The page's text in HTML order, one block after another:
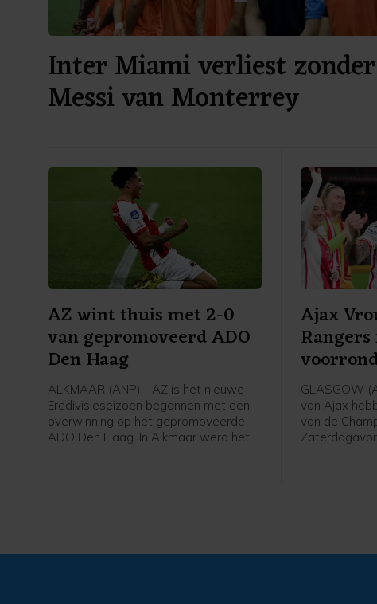
Inter Miami verliest
Messi van Monterrey
AZ wint thuis met 2-0
van gepromoveerd ADO
Den Haag
ALKMAAR (ANP) - AZ is het nieuwe
Eredivisieseizoen begonnen met een
overwinning op het gepromoveerde
ADO Den Haag. In Alkmaar werd het
Ajax
League
GLASGOW
van Ajax
van de